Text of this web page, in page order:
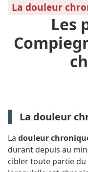
La douleur
Les
La douleur
La douleur
durant depuis au
cibler toute partie du